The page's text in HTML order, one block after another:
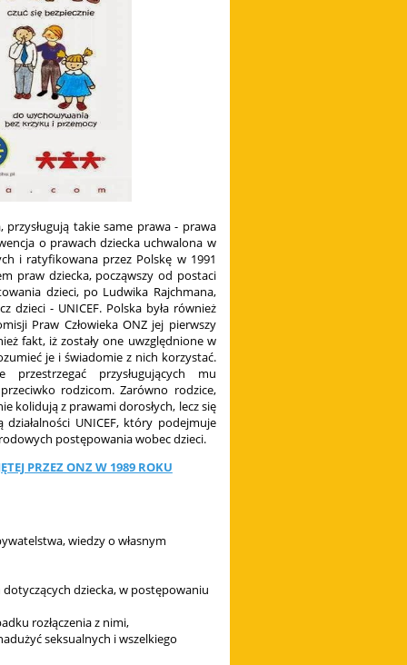
takie same prawa - prawa
o prawach dziecka uchwalona w
i ratyfikowana przez Polskę w 1991
praw dziecka, począwszy od postaci
dzieci, po Ludwika Rajchmana,
dzieci - UNICEF. Polska była również
Praw Człowieka ONZ jej pierwszy
fakt, iż zostały one uwzględnione w
je i świadomie z nich korzystać.
przysługujących mu
rodzicom. Zarówno rodzice,
kolidują z prawami dorosłych, lecz się
UNICEF, który podejmuje
postępowania wobec dzieci.
PRZEZ ONZ W 1989 ROKU
wiedzy o własnym
dziecka, w postępowaniu
rozłączenia z nimi,
seksualnych i wszelkiego